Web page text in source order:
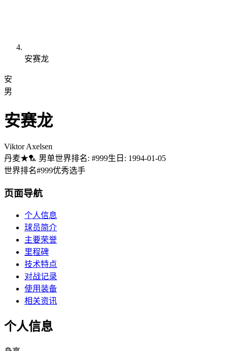
安赛龙
安
男
安赛龙
Viktor Axelsen
丹麦★🏸 男单世界排名: #999生日 : 1994-01-05
世界排名#999优秀选手
页面导航
个人信息
球员简介
主要荣誉
里程碑
技术特点
对战记录
使用装备
相关资讯
个人信息